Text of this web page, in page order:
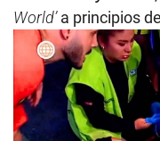
World’a principios